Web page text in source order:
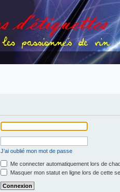
J’ai oublié mon mot de passe
Me connecter automatiquement lors de
Masquer mon statut en ligne lors de cette